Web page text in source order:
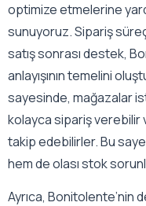
optimize etmelerine
sunuyoruz. Sipariş
satış sonrası destek,
anlayışının temelini
sayesinde, mağazalar
kolayca sipariş verebilir
takip edebilirler. Bu
hem de olası stok
Ayrıca, Bonitolente’nin